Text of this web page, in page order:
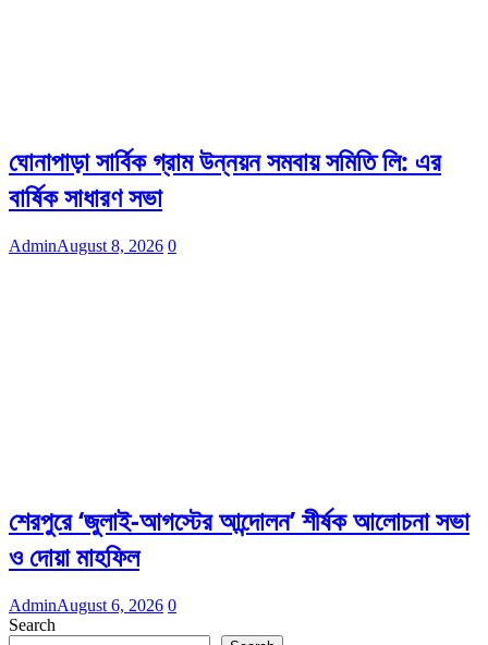
ঘোনাপাড়া সার্বিক গ্রাম উন্নয়ন সমবায় সমিতি লি: এর
বার্ষিক সাধারণ সভা
AdminAugust 8, 2026 0
শেরপুরে ‘জুলাই-আগস্টের আন্দোলন’ শীর্ষক আলোচনা সভা
ও দোয়া মাহফিল
AdminAugust 6, 2026 0
Search